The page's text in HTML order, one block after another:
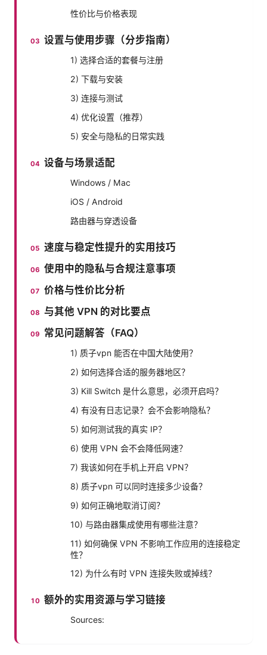
性价比与价格表现
设置与使用步骤（分步指南）
1) 选择合适的套餐与注册
2) 下载与安装
3) 连接与测试
4) 优化设置（推荐）
5) 安全与隐私的日常实践
设备与场景适配
Windows / Mac
iOS / Android
路由器与穿透设备
速度与稳定性提升的实用技巧
使用中的隐私与合规注意事项
价格与性价比分析
与其他 VPN 的对比要点
常见问题解答（FAQ）
1) 质子vpn 能否在中国大陆使用？
2) 如何选择合适的服务器地区？
3) Kill Switch 是什么意思，必须开启吗？
4) 有没有日志记录？会不会影响隐私？
5) 如何测试我的真实 IP？
6) 使用 VPN 会不会降低网速？
7) 我该如何在手机上开启 VPN？
8) 质子vpn 可以同时连接多少设备？
9) 如何正确地取消订阅？
10) 与路由器集成使用有哪些注意？
11) 如何确保 VPN 不影响工作应用的连接稳定
性？
12) 为什么有时 VPN 连接失败或掉线？
额外的实用资源与学习链接
Sources: